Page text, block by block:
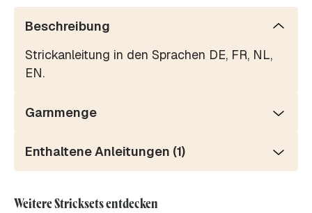
Beschreibung
Strickanleitung in den Sprachen DE, FR, NL,
EN.
Garnmenge
Enthaltene Anleitungen (1)
Weitere Stricksets entdecken